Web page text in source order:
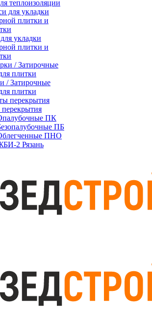
теплоизоляции
укладки
плитки и
/ Затирочные
плитки
ПК
ПБ
ПНО
2 Рязань